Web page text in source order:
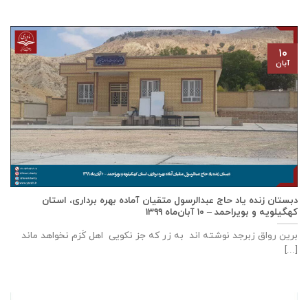
دبستان زنده ياد حاج عبدالرسول متقيان آماده بهره برداری، استان
كهگيلويه و بويراحمد – ۱۰ آبان‌ماه ۱۳۹۹
برین رواق زبرجد نوشته اند به زر که جز نکویی اهل کَرَم نخواهد ماند
[...]
۱۰
آبان